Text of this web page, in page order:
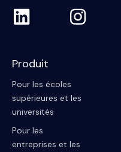
Produit
Pour les écoles
supérieures et les
universités
Pour les
entreprises et les